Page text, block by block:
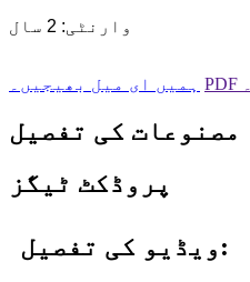
وارنٹی: 2 سال
ہمیں ای میل بھیجیں۔
مصنوعات کی تفصیل
پروڈکٹ ٹیگز
ویڈیو کی تفصیل: